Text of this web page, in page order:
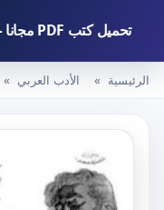
تحميل كتب PDF مجانا – كتب كو
الرئيسية الأدب العربي